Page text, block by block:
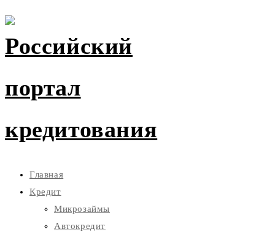
Главная
Кредит
Микрозаймы
Автокредит